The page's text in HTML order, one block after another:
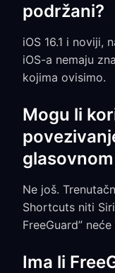
podržani?
iOS 16.1 i noviji,
iOS-a nemaju
kojima ovisimo.
Mogu li
Ne još.
Shortcuts niti
FreeGuard”
Ima li